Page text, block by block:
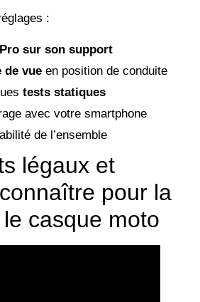
:
sur son support
de vue en position de conduite
tests statiques
avec votre smartphone
de l’ensemble
légaux et
pour la
casque moto